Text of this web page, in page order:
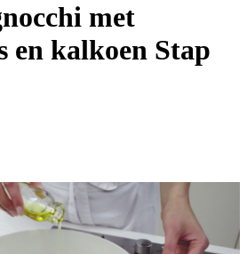
met
en kalkoen Stap